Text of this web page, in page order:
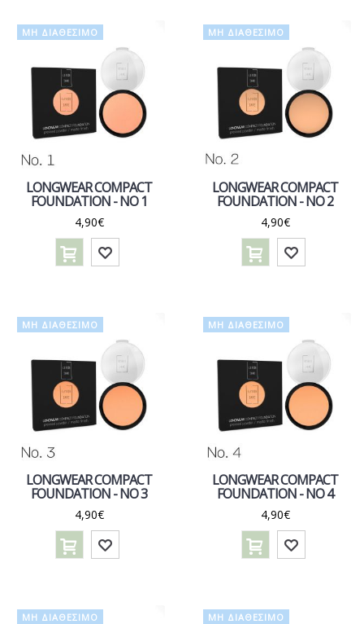
ΜΗ ΔΙΑΘΈΣΙΜΟ
LONGWEAR COMPACT
FOUNDATION - NO 1
4,90€
ΜΗ ΔΙΑΘΈΣΙΜΟ
LONGWEAR COMPACT
FOUNDATION - NO 2
4,90€
ΜΗ ΔΙΑΘΈΣΙΜΟ
LONGWEAR COMPACT
FOUNDATION - NO 3
4,90€
ΜΗ ΔΙΑΘΈΣΙΜΟ
LONGWEAR COMPACT
FOUNDATION - NO 4
4,90€
ΜΗ ΔΙΑΘΈΣΙΜΟ ΜΗ ΔΙΑΘΈΣΙΜΟ